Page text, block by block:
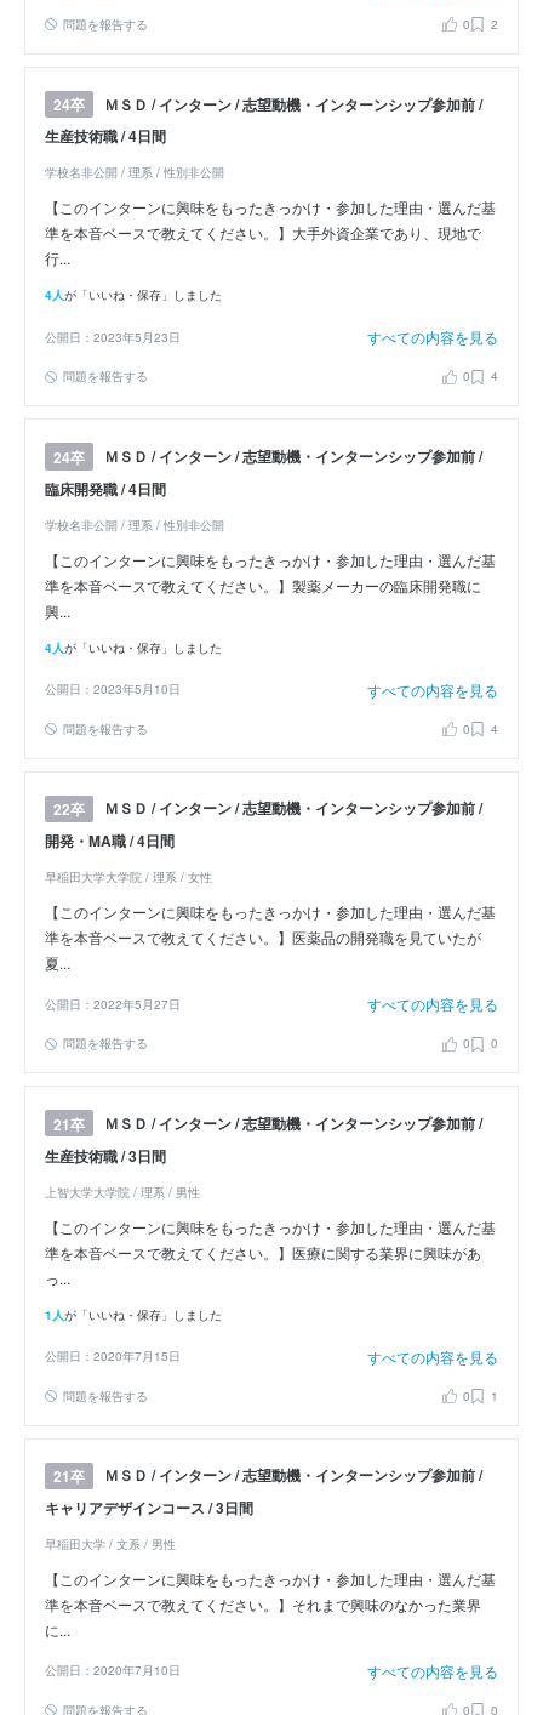
問題を報告する 0 2
24卒
ＭＳＤ / インターン / 志望動機・インターンシップ参加前 /
生産技術職 / 4日間
学校名非公開 / 理系 / 性別非公開
【このインターンに興味をもったきっかけ・参加した理由・選んだ基
準を本音ベースで教えてください。】大手外資企業であり、現地で
行...
4人が「いいね・保存」しました
公開日：2023年5月23日 すべての内容を見る
問題を報告する 0 4
24卒
ＭＳＤ / インターン / 志望動機・インターンシップ参加前 /
臨床開発職 / 4日間
学校名非公開 / 理系 / 性別非公開
【このインターンに興味をもったきっかけ・参加した理由・選んだ基
準を本音ベースで教えてください。】製薬メーカーの臨床開発職に
興...
4人が「いいね・保存」しました
公開日：2023年5月10日 すべての内容を見る
問題を報告する 0 4
22卒
ＭＳＤ / インターン / 志望動機・インターンシップ参加前 /
開発・MA職 / 4日間
早稲田大学大学院 / 理系 / 女性
【このインターンに興味をもったきっかけ・参加した理由・選んだ基
準を本音ベースで教えてください。】医薬品の開発職を見ていたが
夏...
公開日：2022年5月27日 すべての内容を見る
問題を報告する 0 0
21卒
ＭＳＤ / インターン / 志望動機・インターンシップ参加前 /
生産技術職 / 3日間
上智大学大学院 / 理系 / 男性
【このインターンに興味をもったきっかけ・参加した理由・選んだ基
準を本音ベースで教えてください。】医療に関する業界に興味があ
っ...
1人が「いいね・保存」しました
公開日：2020年7月15日 すべての内容を見る
問題を報告する 0 1
21卒
ＭＳＤ / インターン / 志望動機・インターンシップ参加前 /
キャリアデザインコース / 3日間
早稲田大学 / 文系 / 男性
【このインターンに興味をもったきっかけ・参加した理由・選んだ基
準を本音ベースで教えてください。】それまで興味のなかった業界
に...
公開日：2020年7月10日 すべての内容を見る
問題を報告する 0 0